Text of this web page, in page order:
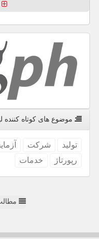
موضوع های كوتاه كننده
تولید شركت
رپورتاژ
خدمات